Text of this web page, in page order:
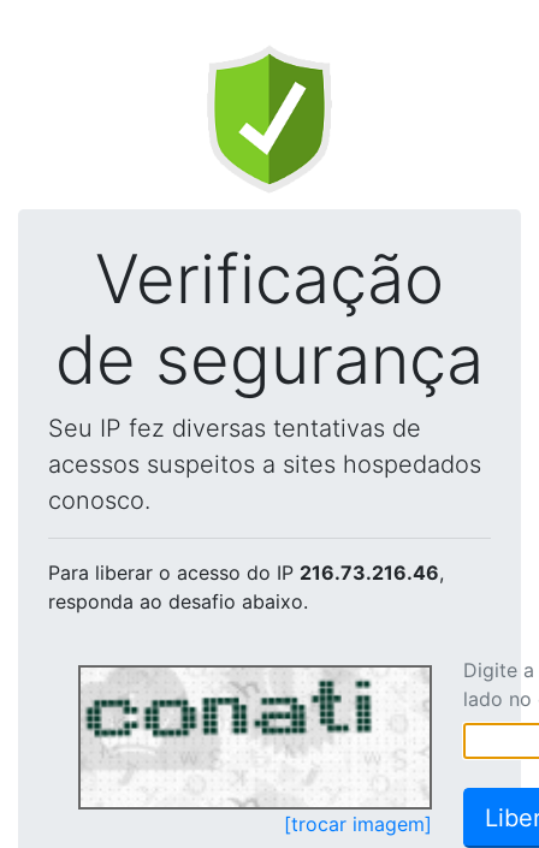
Verificação
de segurança
Seu IP fez diversas tentativas de
acessos suspeitos a sites hospedados
conosco.
Para liberar o acesso do IP 216.73.216.46,
responda ao desafio abaixo.
[trocar imagem]
Digite
lado no